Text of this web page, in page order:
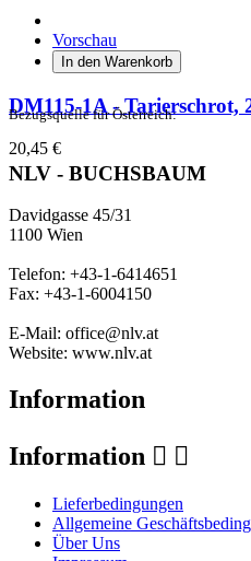
Vorschau
In den Warenkorb
DM115-1A - Tarierschrot,
20,45 €
Bezugsquelle für Österreich:
NLV - BUCHSBAUM
Davidgasse 45/31
1100 Wien
Telefon: +43-1-6414651
Fax: +43-1-6004150
E-Mail: office@nlv.at
Website: www.nlv.at
Information
Information  
Lieferbedingungen
Allgemeine
Über Uns